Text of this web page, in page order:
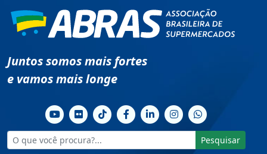
Juntos somos mais fortes
e vamos mais longe
Pesquisar